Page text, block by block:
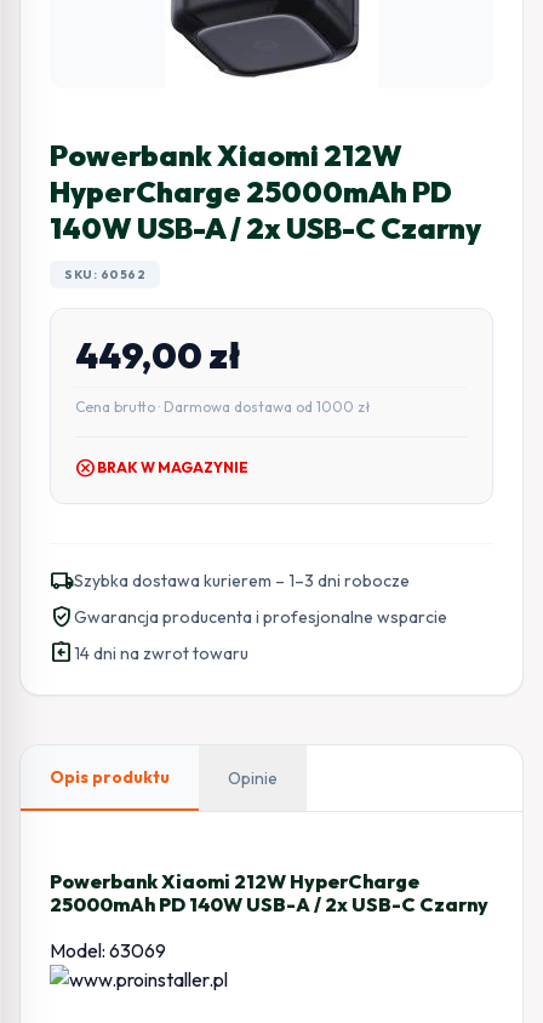
Powerbank Xiaomi 212W
HyperCharge 25000mAh PD
140W USB-A / 2x USB-C Czarny
SKU: 60562
449,00zł
Cena brutto · Darmowa dostawa od 1000 zł
cancel BRAK W MAGAZYNIE
local_shippingSzybka dostawa kurierem – 1–3 dni robocze
verified_userGwarancja producenta i profesjonalne wsparcie
assignment_return14 dni na zwrot towaru
Opis produktu Opinie
Powerbank Xiaomi 212W HyperCharge
25000mAh PD 140W USB-A / 2x USB-C Czarny
Model: 63069